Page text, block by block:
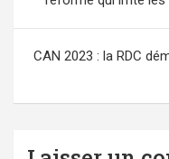
l’article
CAN 2023 : la RDC